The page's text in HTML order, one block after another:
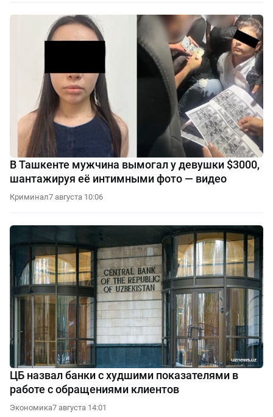
В Ташкенте мужчина вымогал у девушки $3000,
шантажируя её интимными фото — видео
Криминал7 августа 10:06
ЦБ назвал банки с худшими показателями в
работе с обращениями клиентов
Экономика7 августа 14:01